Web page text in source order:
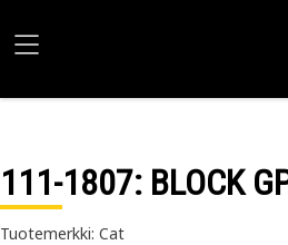
111-1807: BLOCK
Tuotemerkki: Cat